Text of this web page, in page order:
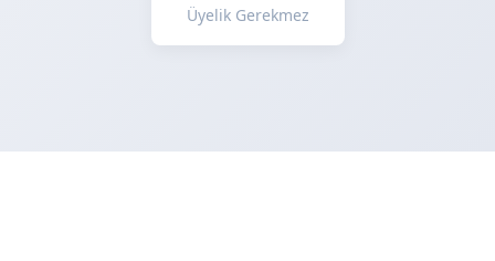
Üyelik Gerekmez